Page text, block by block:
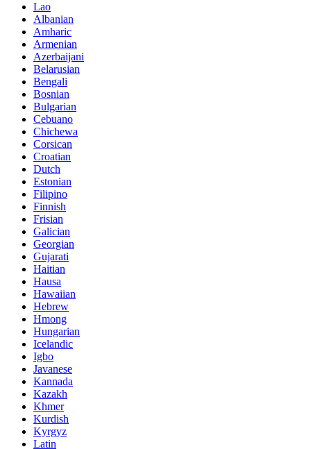
Lao
Albanian
Amharic
Armenian
Azerbaijani
Belarusian
Bengali
Bosnian
Bulgarian
Cebuano
Chichewa
Corsican
Croatian
Dutch
Estonian
Filipino
Finnish
Frisian
Galician
Georgian
Gujarati
Haitian
Hausa
Hawaiian
Hebrew
Hmong
Hungarian
Icelandic
Igbo
Javanese
Kannada
Kazakh
Khmer
Kurdish
Kyrgyz
Latin